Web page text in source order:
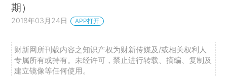
期）
2018年03月24日 APP打开
财新网所刊载内容之知识产权为财新传媒及/或相关权利人
专属所有或持有。未经许可，禁止进行转载、摘编、复制及
建立镜像等任何使用。